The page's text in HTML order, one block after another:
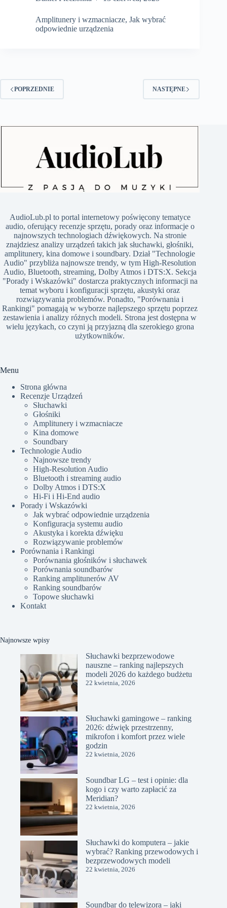
tranzystorowy
–
Amplitunery i wzmacniacze, Jak wybrać
odpowiednie urządzenia
POPRZEDNIE NASTĘPNE
​AudioLub.pl to portal internetowy poświęcony tematyce
audio, oferujący recenzje sprzętu, porady oraz informacje o
najnowszych technologiach dźwiękowych. Na stronie
znajdziesz analizy urządzeń takich jak słuchawki, głośniki,
amplitunery, kina domowe i soundbary. Dział "Technologie
Audio" przybliża najnowsze trendy, w tym High-Resolution
Audio, Bluetooth, streaming, Dolby Atmos i DTS:X. Sekcja
"Porady i Wskazówki" dostarcza praktycznych informacji na
temat wyboru i konfiguracji sprzętu, akustyki oraz
rozwiązywania problemów. Ponadto, "Porównania i
Rankingi" pomagają w wyborze najlepszego sprzętu poprzez
zestawienia i analizy różnych modeli. Strona jest dostępna w
wielu językach, co czyni ją przyjazną dla szerokiego grona
użytkowników.​
Menu
Strona główna
Recenzje Urządzeń
Słuchawki
Głośniki
Amplitunery i wzmacniacze
Kina domowe
Soundbary
Technologie Audio
Najnowsze trendy
High-Resolution Audio
Bluetooth i streaming audio
Dolby Atmos i DTS:X
Hi-Fi i Hi-End audio
Porady i Wskazówki
Jak wybrać odpowiednie urządzenia
Konfiguracja systemu audio
Akustyka i korekta dźwięku
Rozwiązywanie problemów
Porównania i Rankingi
Porównania głośników i słuchawek
Porównania soundbarów
Ranking amplitunerów AV
Ranking soundbarów
Topowe słuchawki
Kontakt
Najnowsze wpisy
Słuchawki bezprzewodowe
nauszne – ranking najlepszych
modeli 2026 do każdego budżetu
22 kwietnia, 2026
Słuchawki gamingowe – ranking
2026: dźwięk przestrzenny,
mikrofon i komfort przez wiele
godzin
22 kwietnia, 2026
Soundbar LG – test i opinie: dla
kogo i czy warto zapłacić za
Meridian?
22 kwietnia, 2026
Słuchawki do komputera – jakie
wybrać? Ranking przewodowych i
bezprzewodowych modeli
22 kwietnia, 2026
Soundbar do telewizora – jaki